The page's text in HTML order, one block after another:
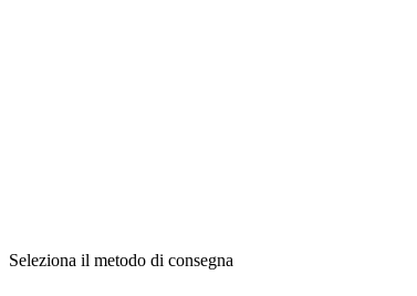
Seleziona il metodo di consegna